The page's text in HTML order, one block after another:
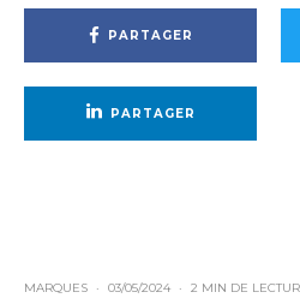
PARTAGER
PARTAGER
MARQUES · 03/05/2024 · 2 MIN DE